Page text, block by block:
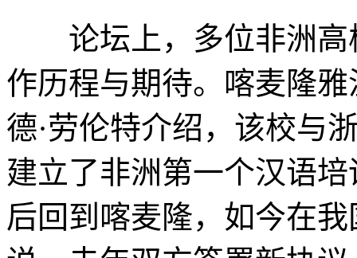
论坛上，多位非洲高
作历程与期待。喀麦隆
德·劳伦特介绍，该校与
建立了非洲第一个汉语
后回到喀麦隆，如今在